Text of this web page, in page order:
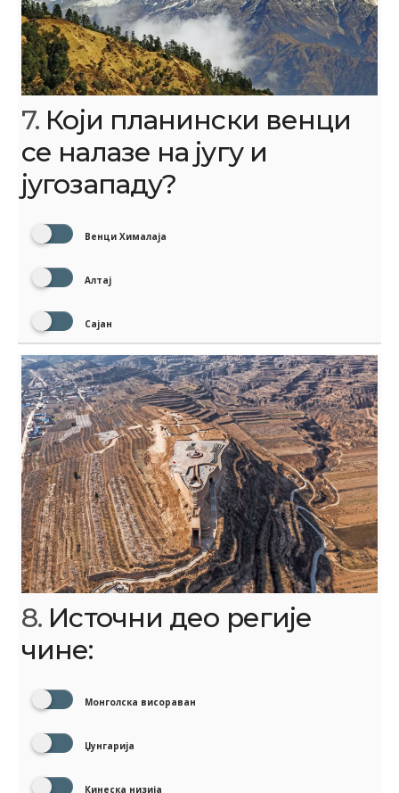
7. Који планински венци
се налазе на југу и
југозападу?
Венци Хималаја
Алтај
Сајан
8. Источни део регије
чине:
Монголска висораван
Џунгарија
Кинеска низија